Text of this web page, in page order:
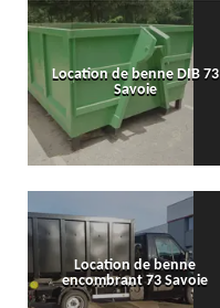
Location de benne DIB 73
Savoie
Location de benne
encombrant 73 Savoie